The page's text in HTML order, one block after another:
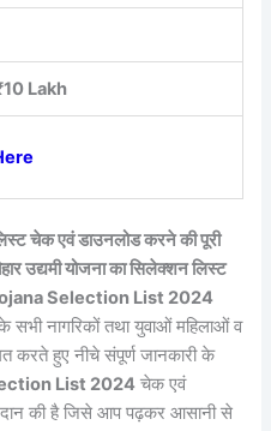
Lakh
चेक एवं डाउनलोड करने की पूरी
उद्यमी योजना का सिलेक्शन लिस्ट
Selection List 2024
सभी नागरिकों तथा युवाओं महिलाओं व
करते हुए नीचे संपूर्ण जानकारी के
List 2024 चेक एवं
की है जिसे आप पढ़कर आसानी से